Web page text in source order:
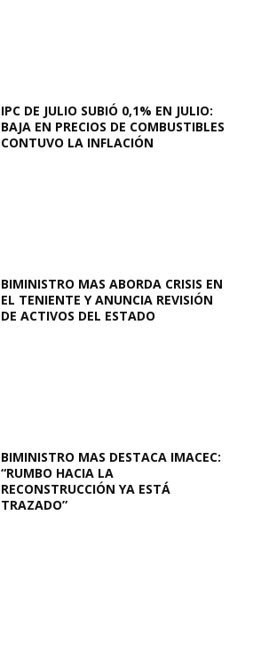
IPC DE JULIO SUBIÓ 0,1% EN JULIO:
BAJA EN PRECIOS DE COMBUSTIBLES
CONTUVO LA INFLACIÓN
BIMINISTRO MAS ABORDA CRISIS EN
EL TENIENTE Y ANUNCIA REVISIÓN
DE ACTIVOS DEL ESTADO
BIMINISTRO MAS DESTACA IMACEC:
“RUMBO HACIA LA
RECONSTRUCCIÓN YA ESTÁ
TRAZADO”